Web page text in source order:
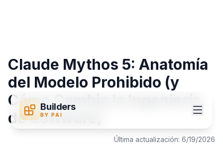
Builders
BY PAI
Claude Mythos 5: Anatomía
del Modelo Prohibido (y
Cómo Cambia la Ingeniería
de Software)
Última actualización: 6/19/2026